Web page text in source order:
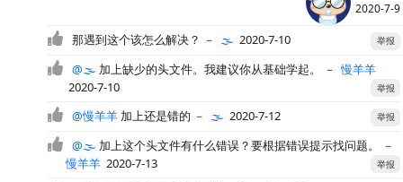
2020-7-9
那遇到这个该怎么解决？ － 🌫️ 2020-7-10 举报
@🌫️ 加上缺少的头文件。我建议你从基础学起。 －慢羊羊
2020-7-10
举报
@慢羊羊 加上还是错的 － 🌫️ 2020-7-12 举报
@🌫️ 加上这个头文件有什么错误？要根据错误提示找问题。
－
慢羊羊 2020-7-13 举报